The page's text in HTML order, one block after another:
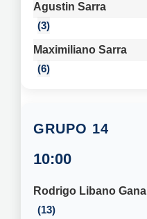
Agustin Sarra
3
Maximiliano Sarra
6
14
10:00
Rodrigo Libano Gana
13